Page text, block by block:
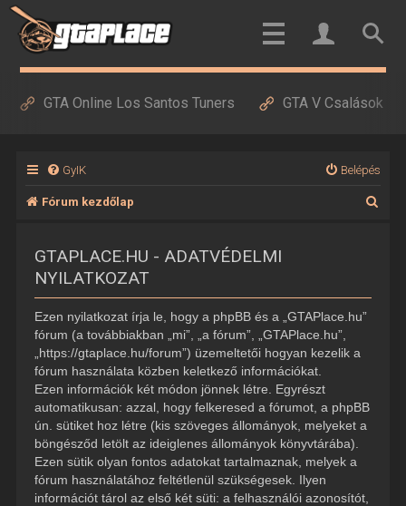
GTA Online Los Santos Tuners GTA V Csalások
GyIK Belépés
Fórum kezdőlap
GTAPLACE.HU - ADATVÉDELMI
NYILATKOZAT
Ezen nyilatkozat írja le, hogy a phpBB és a „GTAPlace.hu”
fórum (a továbbiakban „mi”, „a fórum”, „GTAPlace.hu”,
„https://gtaplace.hu/forum”) üzemeltetői hogyan kezelik a
fórum használata közben keletkező információkat.
Ezen információk két módon jönnek létre. Egyrészt
automatikusan: azzal, hogy felkeresed a fórumot, a phpBB
ún. sütiket hoz létre (kis szöveges állományok, melyeket a
böngésződ letölt az ideiglenes állományok könyvtárába).
Ezen sütik olyan fontos adatokat tartalmaznak, melyek a
fórum használatához feltétlenül szükségesek. Ilyen
információt tárol az első két süti: a felhasználói azonosítót,